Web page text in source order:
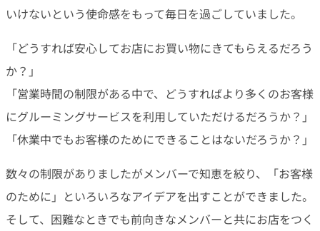
いけないという使命感をもって毎日を過ごしていました。
「どうすれば安心してお店にお買い物にきてもらえるだろう
か？」
「営業時間の制限がある中で、どうすればより多くのお客様
にグルーミングサービスを利用していただけるだろうか？」
「休業中でもお客様のためにできることはないだろうか？」
数々の制限がありましたがメンバーで知恵を絞り、「お客様
のために」といろいろなアイデアを出すことができました。
そして、困難なときでも前向きなメンバーと共にお店をつく